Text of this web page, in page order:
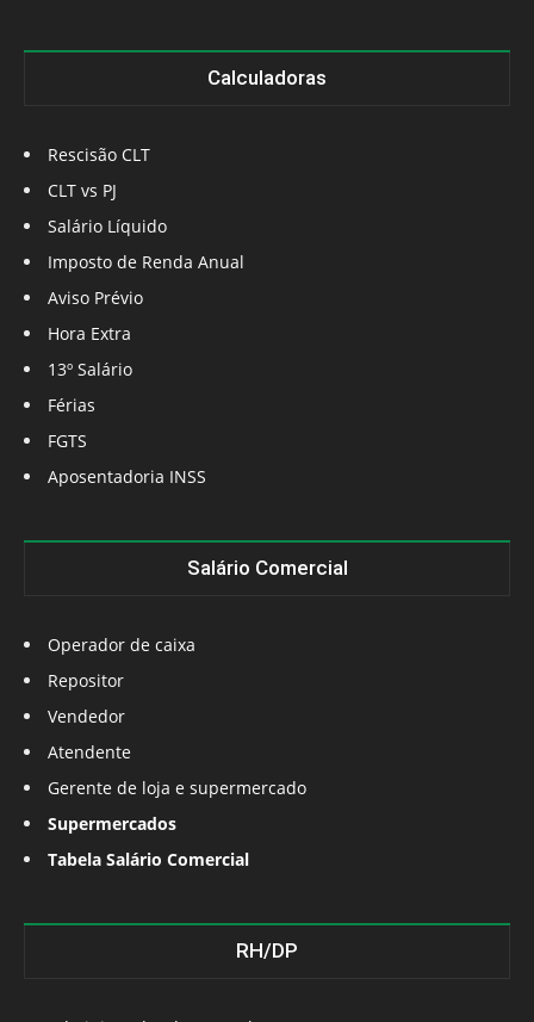
Calculadoras
Rescisão CLT
CLT vs PJ
Salário Líquido
Imposto de Renda Anual
Aviso Prévio
Hora Extra
13º Salário
Férias
FGTS
Aposentadoria INSS
Salário Comercial
Operador de caixa
Repositor
Vendedor
Atendente
Gerente de loja e supermercado
Supermercados
Tabela Salário Comercial
RH/DP